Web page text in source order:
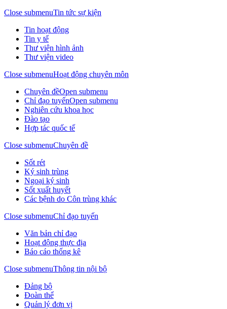
Close submenuTin tức sự kiện
Tin hoạt động
Tin y tế
Thư viện hình ảnh
Thư viện video
Close submenuHoạt động chuyên môn
Chuyên đềOpen submenu
Chỉ đạo tuyếnOpen submenu
Nghiên cứu khoa học
Đào tạo
Hợp tác quốc tế
Close submenuChuyên đề
Sốt rét
Ký sinh trùng
Ngoại ký sinh
Sốt xuất huyết
Các bệnh do Côn trùng khác
Close submenuChỉ đạo tuyến
Văn bản chỉ đạo
Hoạt động thực địa
Báo cáo thống kê
Close submenuThông tin nội bộ
Đảng bộ
Đoàn thể
Quản lý đơn vị